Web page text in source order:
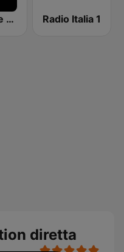
Hardcore Will Never Die Radio Italia 1
diretta